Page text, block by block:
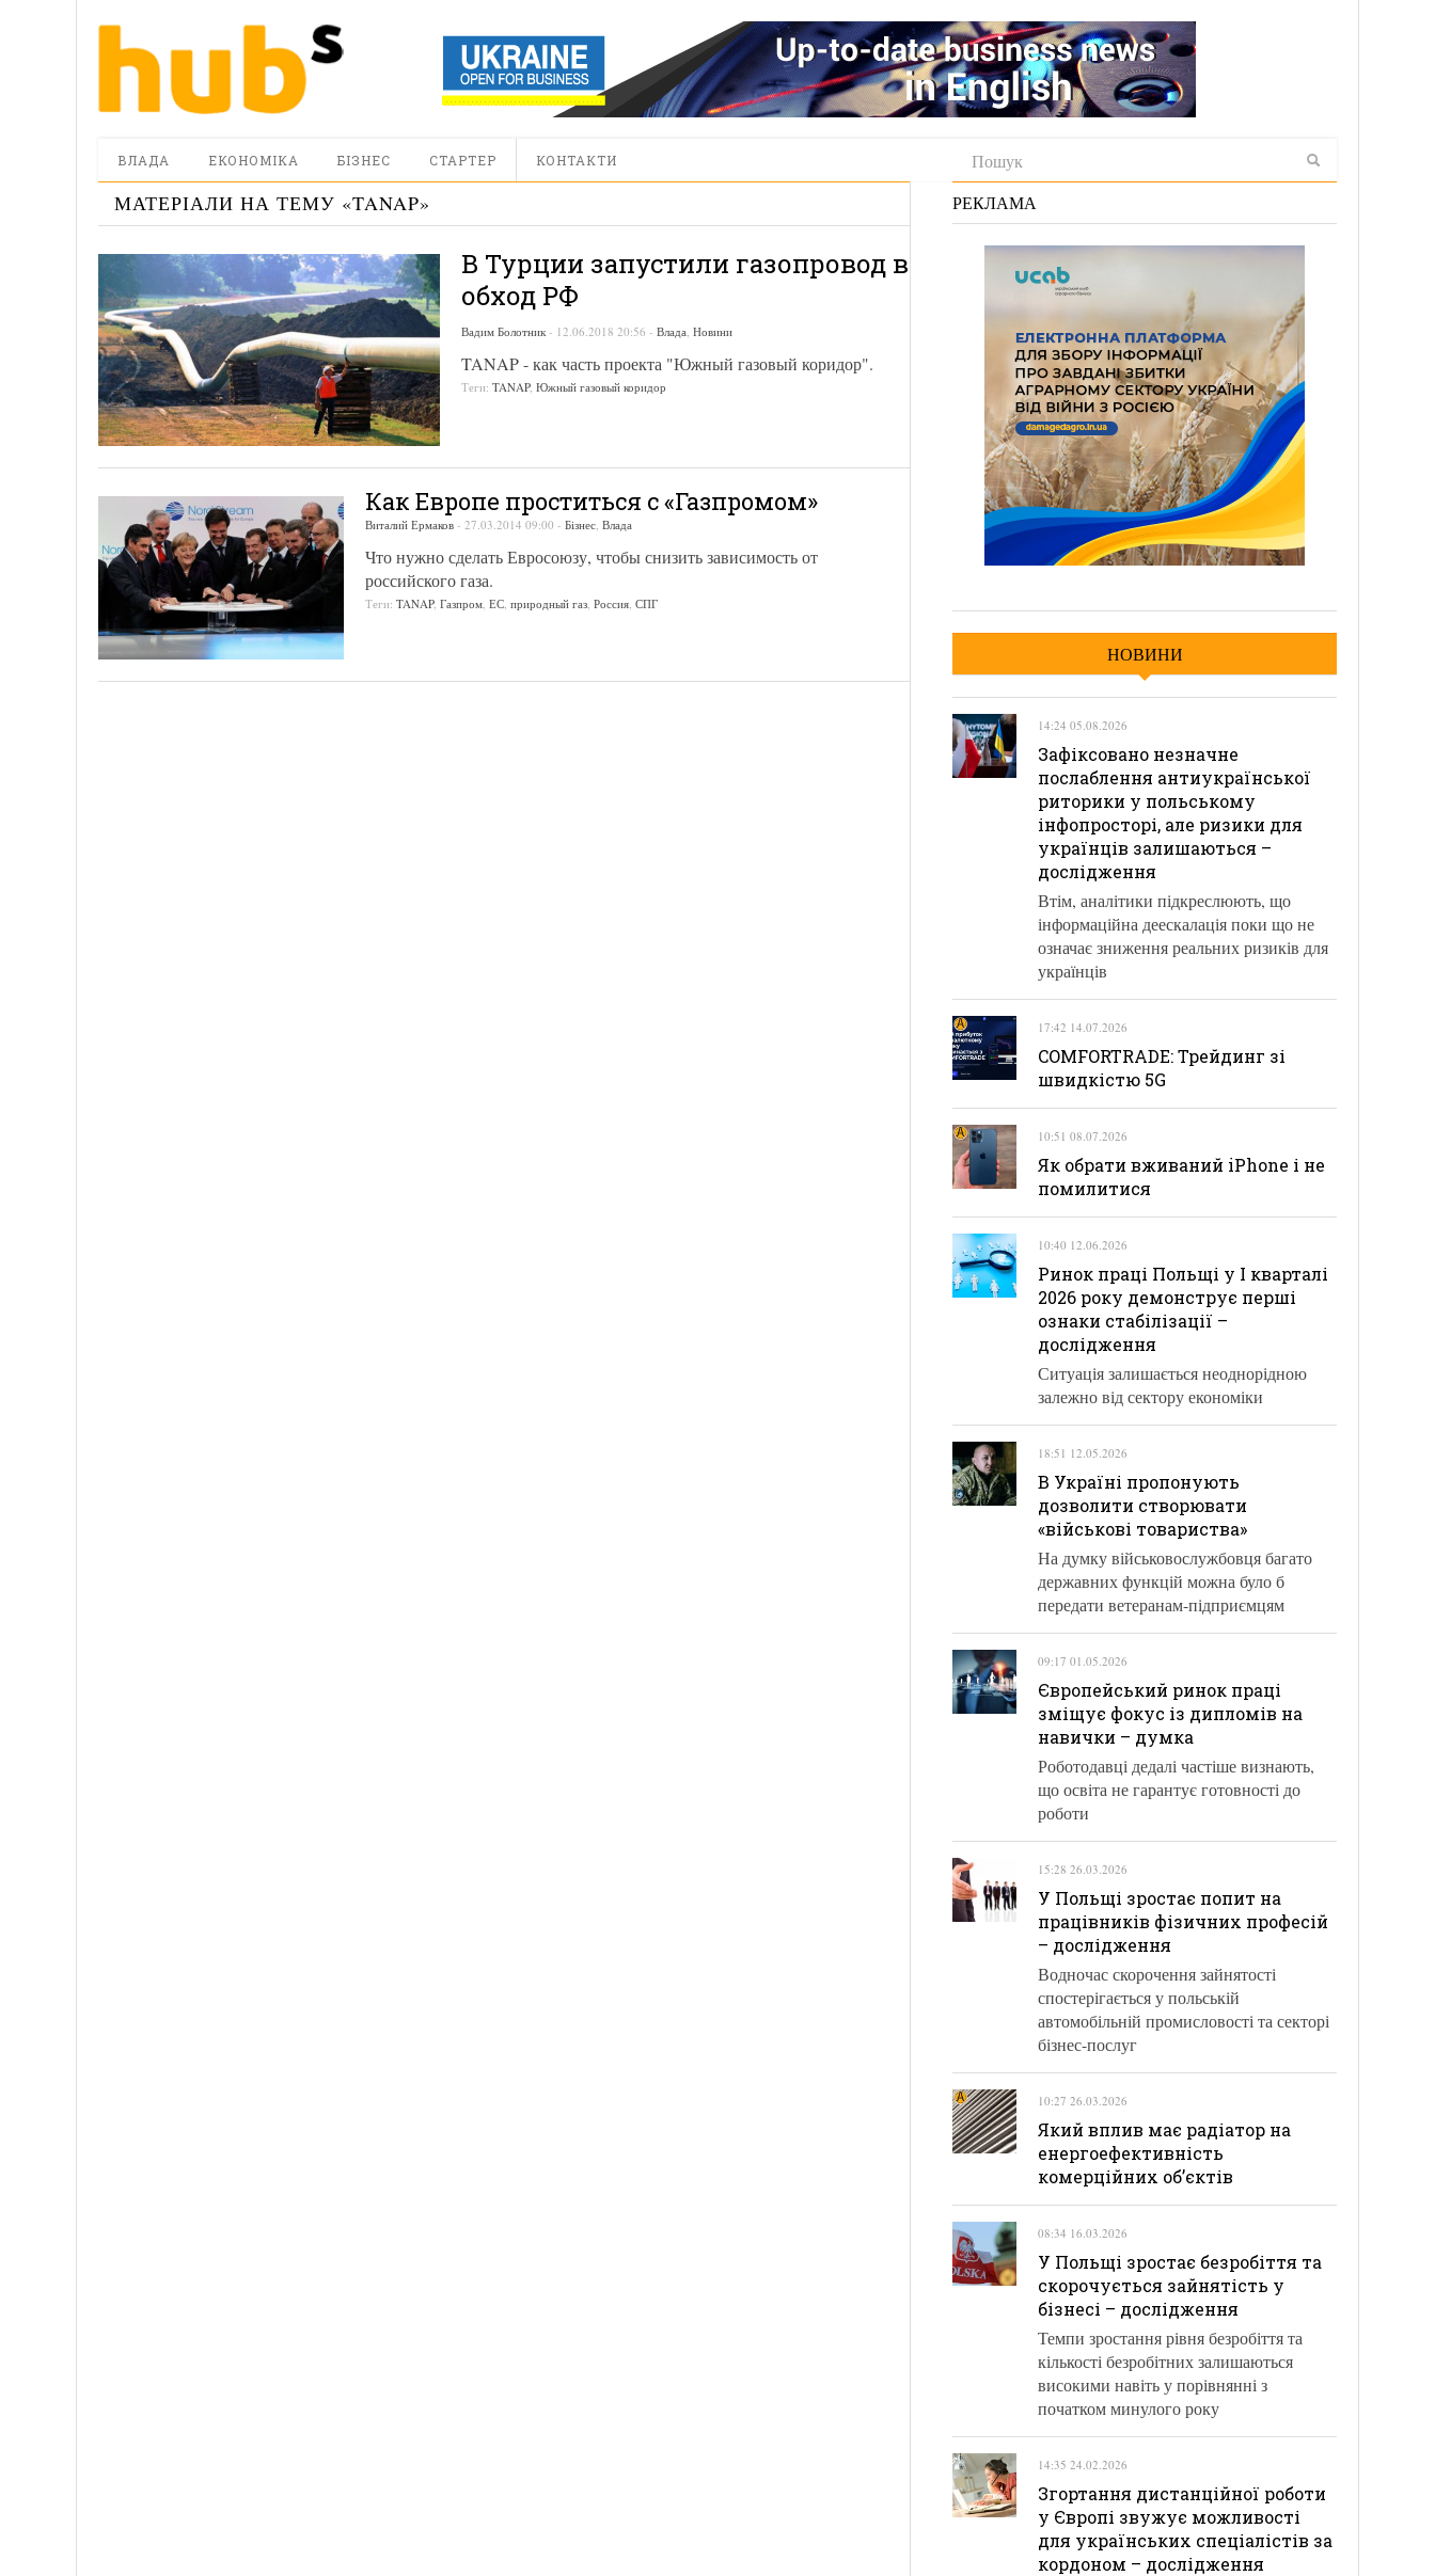
ВЛАДА ЕКОНОМІКА БІЗНЕС СТАРТЕР КОНТАКТИ
МАТЕРІАЛИ НА ТЕМУ «TANAP»
В Турции запустили газопровод в
обход РФ
Вадим Болотник - 12.06.2018 20:56 - Влада, Новини
TANAP - как часть проекта "Южный газовый коридор".
Теги: TANAP, Южный газовый коридор
Как Европе проститься с «Газпромом»
Виталий Ермаков - 27.03.2014 09:00 - Бізнес, Влада
Что нужно сделать Евросоюзу, чтобы снизить зависимость от
российского газа.
Теги: TANAP, Газпром, ЕС, природный газ, Россия, СПГ
РЕКЛАМА
НОВИНИ
14:24 05.08.2026
Зафіксовано незначне
послаблення антиукраїнської
риторики у польському
інфопросторі, але ризики для
українців залишаються –
дослідження
Втім, аналітики підкреслюють, що
інформаційна деескалація поки що не
означає зниження реальних ризиків для
українців
17:42 14.07.2026
COMFORTRADE: Трейдинг зі
швидкістю 5G
10:51 08.07.2026
Як обрати вживаний iPhone і не
помилитися
10:40 12.06.2026
Ринок праці Польщі у І кварталі
2026 року демонструє перші
ознаки стабілізації –
дослідження
Ситуація залишається неоднорідною
залежно від сектору економіки
18:51 12.05.2026
В Україні пропонують
дозволити створювати
«військові товариства»
На думку військовослужбовця багато
державних функцій можна було б
передати ветеранам-підприємцям
09:17 01.05.2026
Європейський ринок праці
зміщує фокус із дипломів на
навички – думка
Роботодавці дедалі частіше визнають,
що освіта не гарантує готовності до
роботи
15:28 26.03.2026
У Польщі зростає попит на
працівників фізичних професій
– дослідження
Водночас скорочення зайнятості
спостерігається у польській
автомобільній промисловості та секторі
бізнес-послуг
10:27 26.03.2026
Який вплив має радіатор на
енергоефективність
комерційних об’єктів
08:34 16.03.2026
У Польщі зростає безробіття та
скорочується зайнятість у
бізнесі – дослідження
Темпи зростання рівня безробіття та
кількості безробітних залишаються
високими навіть у порівнянні з
початком минулого року
14:35 24.02.2026
Згортання дистанційної роботи
у Європі звужує можливості
для українських спеціалістів за
кордоном – дослідження